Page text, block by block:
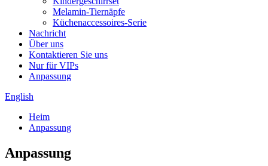
Melamin-Tiernäpfe
Küchenaccessoires-Serie
Nachricht
Über uns
Kontaktieren Sie uns
Nur für VIPs
Anpassung
English
Heim
Anpassung
Anpassung